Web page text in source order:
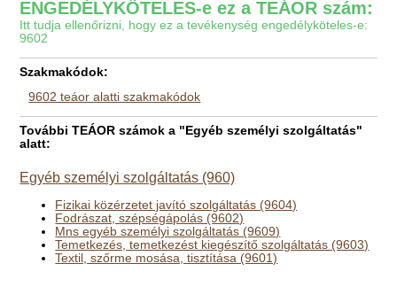
ENGEDÉLYKÖTELES-e ez a TEÁOR szám:
Itt tudja ellenőrizni, hogy ez a tevékenység engedélyköteles-e:
9602
Szakmakódok:
9602 teáor alatti szakmakódok
További TEÁOR számok a "Egyéb személyi szolgáltatás"
alatt:
Egyéb személyi szolgáltatás (960)
Fizikai közérzetet javító szolgáltatás (9604)
Fodrászat, szépségápolás (9602)
Mns egyéb személyi szolgáltatás (9609)
Temetkezés, temetkezést kiegészítő szolgáltatás (9603)
Textil, szőrme mosása, tisztítása (9601)